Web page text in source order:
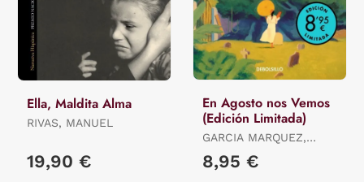
Ella, Maldita Alma
RIVAS, MANUEL
19,90 €
En Agosto nos Vemos
(Edición Limitada)
GARCIA MARQUEZ,
8,95 €